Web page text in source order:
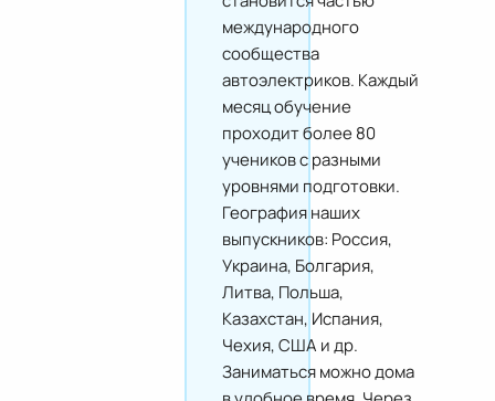
международного
сообщества
автоэлектриков. Каждый
месяц обучение
проходит более 80
учеников с разными
уровнями подготовки.
География наших
выпускников: Россия,
Украина, Болгария,
Литва, Польша,
Казахстан, Испания,
Чехия, США и др.
Заниматься можно дома